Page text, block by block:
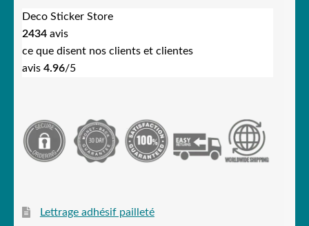
Deco Sticker Store
2434 avis
ce que disent nos clients et clientes
avis 4.96/5
Lettrage adhésif pailleté